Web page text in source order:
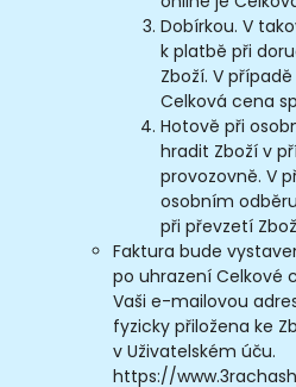
Dobírkou. V
k platbě při
Zboží. V
Celková cena
Hotově při
hradit Zboží v
provozovně. V
osobním
při převzetí
Faktura bude
po uhrazení Celkové
Vaši e-mailovou
fyzicky přiložena ke
v Uživatelském úču.
https://